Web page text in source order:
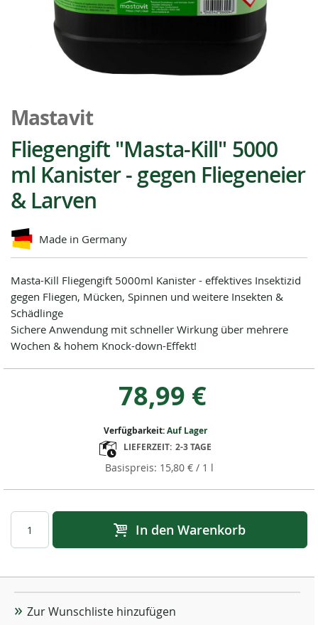
Anfang
der
Bildgalerie
springen
Mastavit
Fliegengift "Masta-Kill" 5000
ml Kanister - gegen Fliegeneier
& Larven
Made in Germany
Masta-Kill Fliegengift 5000ml Kanister - effektives Insektizid
gegen Fliegen, Mücken, Spinnen und weitere Insekten &
Schädlinge
Sichere Anwendung mit schneller Wirkung über mehrere
Wochen & hohem Knock-down-Effekt!
78,99 €
15,80 €/ 1 l
Verfügbarkeit:Auf Lager
LIEFERZEIT: 2-3 TAGE
In den Warenkorb
Zur Wunschliste hinzufügen